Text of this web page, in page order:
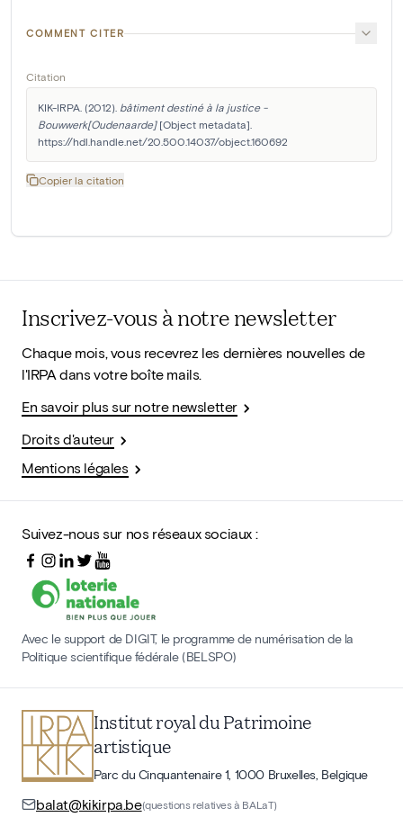
COMMENT CITER
Citation
KIK-IRPA. (2012). bâtiment destiné à la justice -
Bouwwerk[Oudenaarde] [Object metadata].
https://hdl.handle.net/20.500.14037/object.160692
Copier la citation
Inscrivez-vous à notre newsletter
Chaque mois, vous recevrez les dernières nouvelles de
l'IRPA dans votre boîte mails.
En savoir plus sur notre newsletter
Droits d'auteur
Mentions légales
Suivez-nous sur nos réseaux sociaux :
Avec le support de DIGIT, le programme de numérisation de la
Politique scientifique fédérale (BELSPO)
Institut royal du Patrimoine
artistique
Parc du Cinquantenaire 1, 1000 Bruxelles, Belgique
balat@kikirpa.be(questions relatives à BALaT)